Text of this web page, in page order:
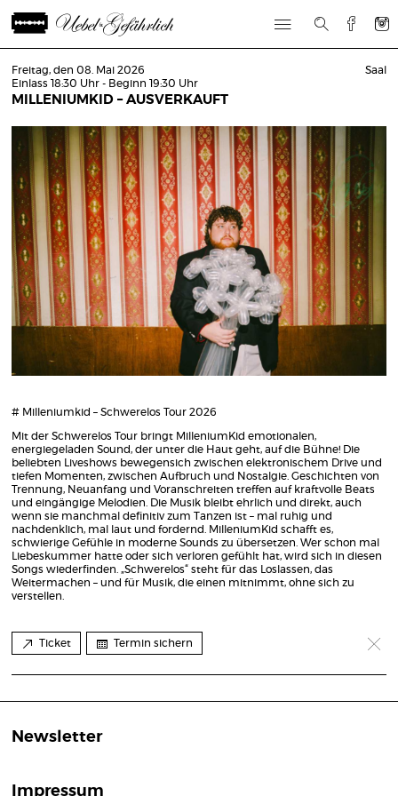
Freitag, den 08. Mai 2026
Einlass 18:30 Uhr - Beginn 19:30 Uhr
MILLENIUMKID – AUSVERKAUFT
Saal
# Milleniumkid – Schwerelos Tour 2026
Mit der Schwerelos Tour bringt MilleniumKid emotionalen,
energiegeladen Sound, der unter die Haut geht, auf die Bühne! Die
beliebten Liveshows bewegensich zwischen elektronischem Drive und
tiefen Momenten, zwischen Aufbruch und Nostalgie. Geschichten von
Trennung, Neuanfang und Voranschreiten treffen auf kraftvolle Beats
und eingängige Melodien. Die Musik bleibt ehrlich und direkt, auch
wenn sie manchmal definitiv zum Tanzen ist – mal ruhig und
nachdenklich, mal laut und fordernd. MilleniumKid schafft es,
schwierige Gefühle in moderne Sounds zu übersetzen. Wer schon mal
Liebeskummer hatte oder sich verloren gefühlt hat, wird sich in diesen
Songs wiederfinden. „Schwerelos“ steht für das Loslassen, das
Weitermachen – und für Musik, die einen mitnimmt, ohne sich zu
verstellen.
Ticket Termin sichern
Newsletter
Impressum